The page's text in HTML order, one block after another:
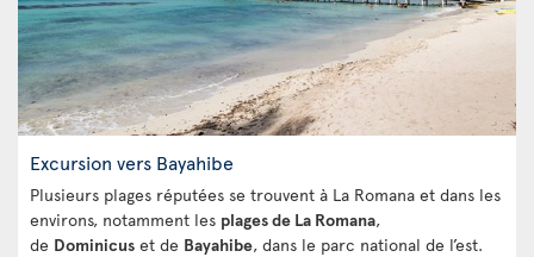
Excursion vers Bayahibe
Plusieurs plages réputées se trouvent à La Romana et dans les
environs, notamment les plages de La Romana,
de Dominicus et de Bayahibe, dans le parc national de l’est.